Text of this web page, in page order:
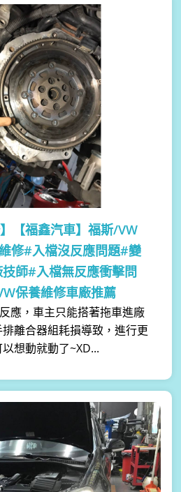
【福鑫汽車】福斯/VW
修#入檔沒反應問題#變
師#入檔無反應衝擊問
保養維修車廠推薦
應，車主只能搭著拖車進廠
離合器組耗損導致，進行更
想動就動了~XD...